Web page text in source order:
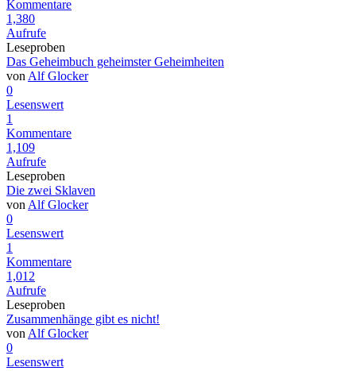
Kommentare
1,380
Aufrufe
Leseproben
Das Geheimbuch geheimster Geheimheiten
von Alf Glocker
0
Lesenswert
1
Kommentare
1,109
Aufrufe
Leseproben
Die zwei Sklaven
von Alf Glocker
0
Lesenswert
1
Kommentare
1,012
Aufrufe
Leseproben
Zusammenhänge gibt es nicht!
von Alf Glocker
0
Lesenswert